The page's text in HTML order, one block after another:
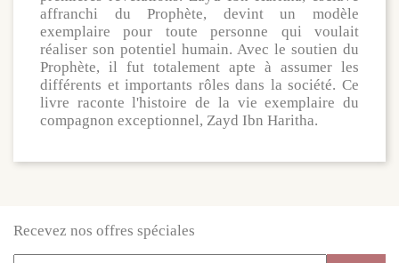
affranchi du Prophète, devint un modèle
exemplaire pour toute personne qui voulait
réaliser son potentiel humain. Avec le soutien du
Prophète, il fut totalement apte à assumer les
différents et importants rôles dans la société. Ce
livre raconte l'histoire de la vie exemplaire du
compagnon exceptionnel, Zayd Ibn Haritha.
Recevez nos offres spéciales